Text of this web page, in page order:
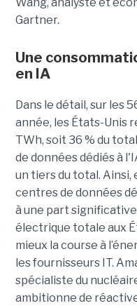
Wang, analyste et
Gartner.
Une
en IA
Dans le détail, sur les
année, les États-Unis
TWh, soit 36 ​​% du
de données dédiés à
un tiers du total. Ainsi,
centres de données
à une part
électrique totale aux
mieux la course à
les fournisseurs IT.
spécialiste du
ambitionne de